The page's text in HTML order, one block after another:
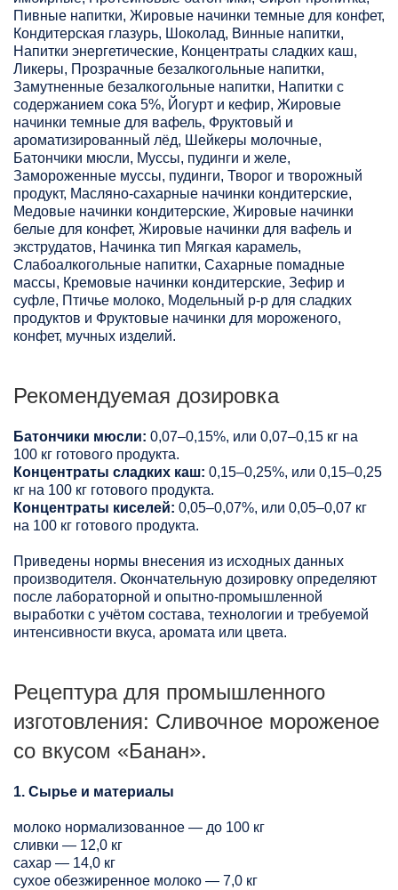
Пивные напитки, Жировые начинки темные для конфет,
Кондитерская глазурь, Шоколад, Винные напитки,
Напитки энергетические, Концентраты сладких каш,
Ликеры, Прозрачные безалкогольные напитки,
Замутненные безалкогольные напитки, Напитки с
содержанием сока 5%, Йогурт и кефир, Жировые
начинки темные для вафель, Фруктовый и
ароматизированный лёд, Шейкеры молочные,
Батончики мюсли, Муссы, пудинги и желе,
Замороженные муссы, пудинги, Творог и творожный
продукт, Масляно-сахарные начинки кондитерские,
Медовые начинки кондитерские, Жировые начинки
белые для конфет, Жировые начинки для вафель и
экструдатов, Начинка тип Мягкая карамель,
Слабоалкогольные напитки, Сахарные помадные
массы, Кремовые начинки кондитерские, Зефир и
суфле, Птичье молоко, Модельный р-р для сладких
продуктов и Фруктовые начинки для мороженого,
конфет, мучных изделий.
Рекомендуемая дозировка
Батончики мюсли: 0,07–0,15%, или 0,07–0,15 кг на
100 кг готового продукта.
Концентраты сладких каш: 0,15–0,25%, или 0,15–0,25
кг на 100 кг готового продукта.
Концентраты киселей: 0,05–0,07%, или 0,05–0,07 кг
на 100 кг готового продукта.
Приведены нормы внесения из исходных данных
производителя. Окончательную дозировку определяют
после лабораторной и опытно-промышленной
выработки с учётом состава, технологии и требуемой
интенсивности вкуса, аромата или цвета.
Рецептура для промышленного
изготовления: Сливочное мороженое
со вкусом «Банан».
1. Сырье и материалы
молоко нормализованное — до 100 кг
сливки — 12,0 кг
сахар — 14,0 кг
сухое обезжиренное молоко — 7,0 кг